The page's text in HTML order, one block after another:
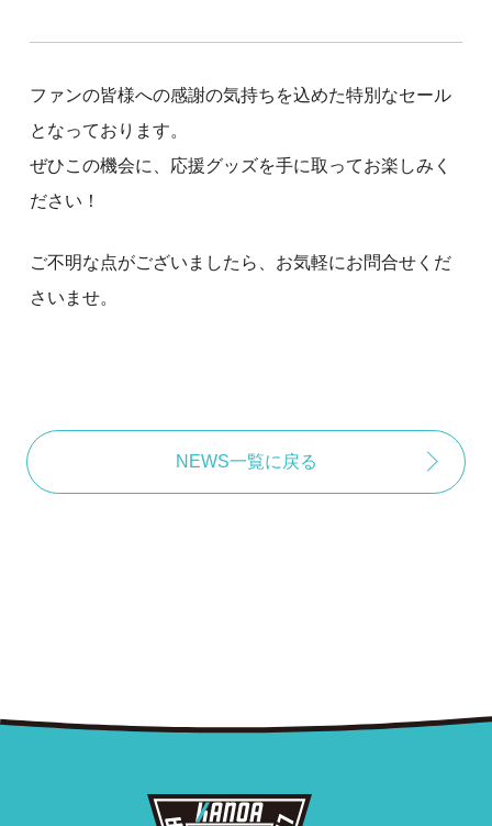
ファンの皆様への感謝の気持ちを込めた特別なセール
となっております。
ぜひこの機会に、応援グッズを手に取ってお楽しみく
ださい！
ご不明な点がございましたら、お気軽にお問合せくだ
さいませ。
NEWS一覧に戻る